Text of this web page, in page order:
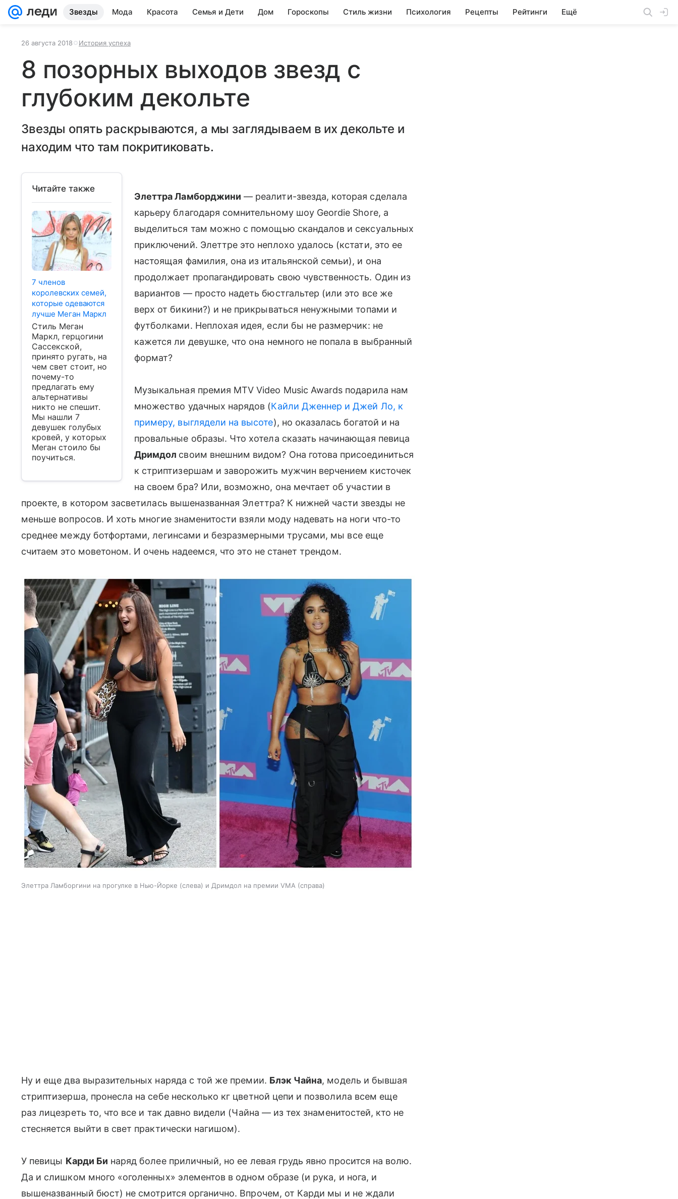
Звезды Мода Красота Семья и Дети Дом Гороскопы Стиль жизни Психология Рецепты Рейтинги Ещё
26 августа 2018 История успеха
8 позорных выходов звезд с
глубоким декольте
Звезды опять раскрываются, а мы заглядываем в их декольте и
находим что там покритиковать.
Читайте также
7 членов
королевских семей,
которые одеваются
лучше Меган Маркл
Стиль Меган
Маркл, герцогини
Сассекской,
принято ругать, на
чем свет стоит, но
почему-то
предлагать ему
альтернативы
никто не спешит.
Мы нашли 7
девушек голубых
кровей, у которых
Меган стоило бы
поучиться.
Элеттра Ламборджини — реалити-звезда, которая сделала
карьеру благодаря сомнительному шоу Geordie Shore, а
выделиться там можно с помощью скандалов и сексуальных
приключений. Элеттре это неплохо удалось (кстати, это ее
настоящая фамилия, она из итальянской семьи), и она
продолжает пропагандировать свою чувственность. Один из
вариантов — просто надеть бюстгальтер (или это все же
верх от бикини?) и не прикрываться ненужными топами и
футболками. Неплохая идея, если бы не размерчик: не
кажется ли девушке, что она немного не попала в выбранный
формат?
Музыкальная премия MTV Video Music Awards подарила нам
множество удачных нарядов (Кайли Дженнер и Джей Ло, к
примеру, выглядели на высоте), но оказалась богатой и на
провальные образы. Что хотела сказать начинающая певица
Дримдол своим внешним видом? Она готова присоединиться
к стриптизершам и заворожить мужчин верчением кисточек
на своем бра? Или, возможно, она мечтает об участии в
проекте, в котором засветилась вышеназванная Элеттра? К нижней части звезды не
меньше вопросов. И хоть многие знаменитости взяли моду надевать на ноги что-то
среднее между ботфортами, легинсами и безразмерными трусами, мы все еще
считаем это моветоном. И очень надеемся, что это не станет трендом.
Элеттра Ламборгини на прогулке в Нью-Йорке (слева) и Дримдол на премии VMA (справа)
Ну и еще два выразительных наряда с той же премии. Блэк Чайна, модель и бывшая
стриптизерша, пронесла на себе несколько кг цветной цепи и позволила всем еще
раз лицезреть то, что все и так давно видели (Чайна — из тех знаменитостей, кто не
стесняется выйти в свет практически нагишом).
У певицы Карди Би наряд более приличный, но ее левая грудь явно просится на волю.
Да и слишком много «оголенных» элементов в одном образе (и рука, и нога, и
вышеназванный бюст) не смотрится органично. Впрочем, от Карди мы и не ждали